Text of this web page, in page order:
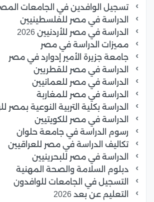
تسجيل الوافدين في الجامعات المصرية
الدراسة في مصر للفلسطينيين
الدراسة في مصر للأردنيين 2026
مميزات الدراسة في مصر
جامعة جزيرة الأمير إدوارد في مصر
الدراسة في مصر للقطريين
الدراسة في مصر للعمانيين
الدراسة في مصر للمغاربة
الدراسة بكلية التربية النوعية بمصر
الدراسة في مصر للكويتيين
رسوم الدراسة في جامعة حلوان
تكاليف الدراسة في مصر للعراقيين
الدراسة في مصر للبحرينيين
دبلوم السلامة والصحة المهنية
التسجيل في الجامعات للوافدون
التعليم عن بعد 2026